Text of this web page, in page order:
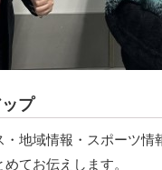
プ
地域情報・スポーツ情
てお伝えします。